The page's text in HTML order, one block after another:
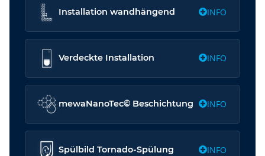
Installation wandhängend INFO
Verdeckte Installation INFO
mewaNanoTec© Beschichtung INFO
Spülbild Tornado-Spülung INFO